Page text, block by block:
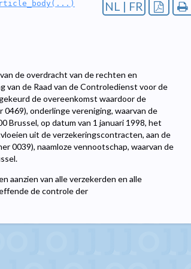
NL | FR
de overdracht van de rechten en
van de Raad van de Controledienst voor de
de overeenkomst waardoor de
0469), onderlinge vereniging, waarvan de
Brussel, op datum van 1 januari 1998, het
uit de verzekeringscontracten, aan de
0039), naamloze vennootschap, waarvan de
aanzien van alle verzekerden en alle
de controle der